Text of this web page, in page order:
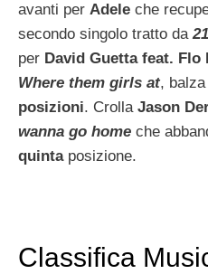
avanti per Adele che
secondo singolo tratto da21
per David Guetta feat. Flo
Where them girls at,
posizioni. Crolla Jason
wanna go home che
quinta posizione.
Classifica